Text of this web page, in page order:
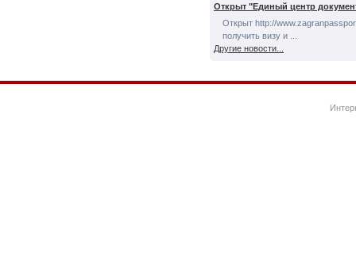
Открыт "Единый центр
Открыт http://
получить визу и ...
Другие новости...